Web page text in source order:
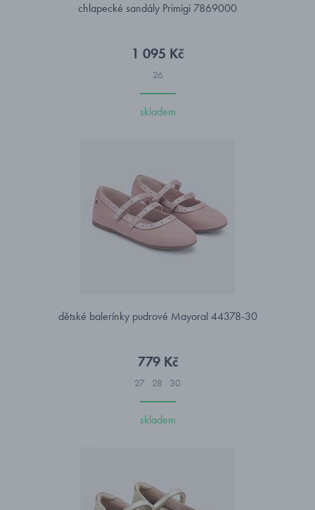
chlapecké sandály Primigi 7869000
1 095 Kč
26
skladem
dětské balerínky pudrové Mayoral 44378-30
779 Kč
27 28 30
skladem